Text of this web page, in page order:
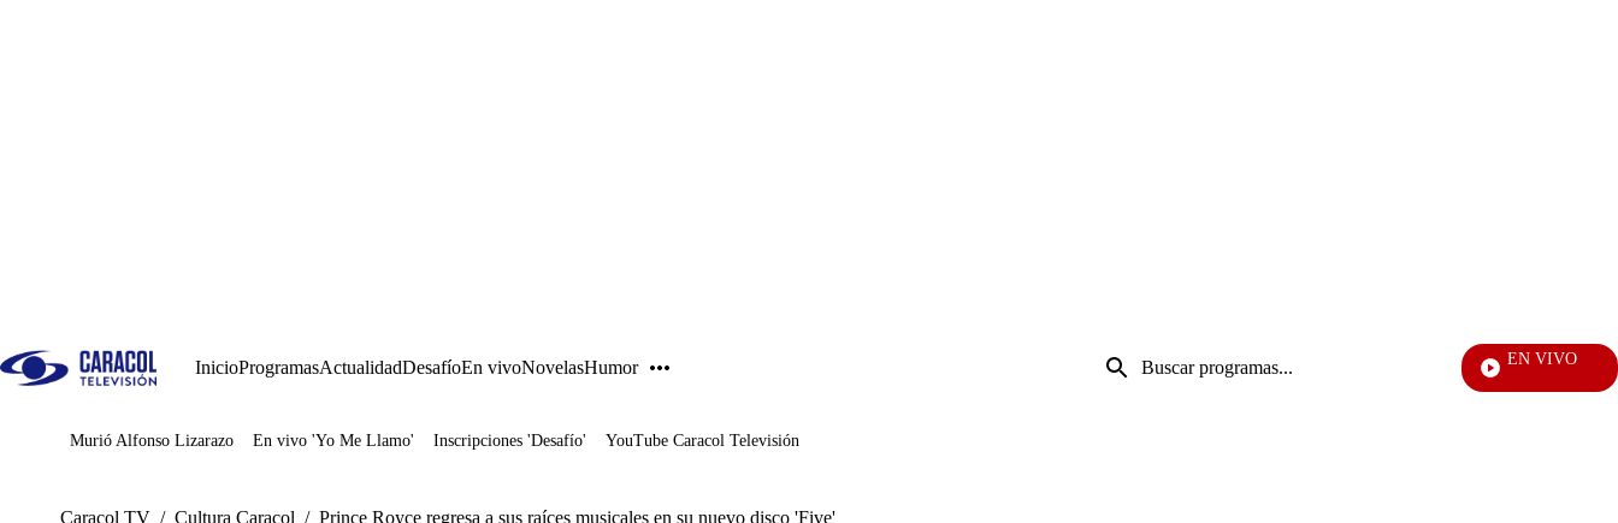
InicioProgramasActualidadDesafíoEn vivoNovelasHumor
Entrada
de
EN VIVO
Juegos
Murió Alfonso Lizarazo En vivo 'Yo Me Llamo' Inscripciones 'Desafío' YouTube Caracol Televisión
Caracol TV / Cultura Caracol / Prince Royce regresa a sus raíces musicales en su nuevo disco 'Five'